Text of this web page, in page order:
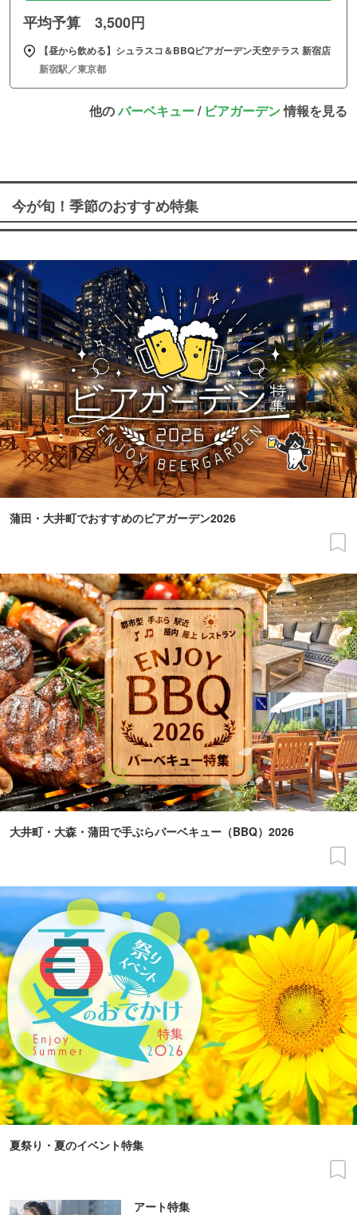
平均予算 3,500円
【昼から飲める】シュラスコ＆BBQビアガーデン天空テラス 新宿店
新宿駅／東京都
他のバーベキュー/ ビアガーデン情報を見る
今が旬！季節のおすすめ特集
蒲田・大井町でおすすめのビアガーデン2026
大井町・大森・蒲田で手ぶらバーベキュー（BBQ）2026
夏祭り・夏のイベント特集
アート特集